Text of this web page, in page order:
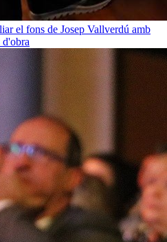
el fons de Josep Vallverdú amb
d'obra